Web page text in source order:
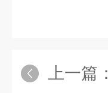
上一篇：